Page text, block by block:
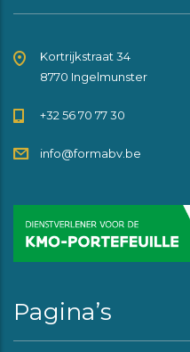
Kortrijkstraat 34
8770 Ingelmunster
+32 56 70 77 30
info@formabv.be
Pagina’s